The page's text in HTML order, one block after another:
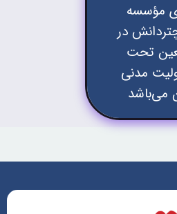
مؤسسه
در
تحت
مدنی
می‌باشد